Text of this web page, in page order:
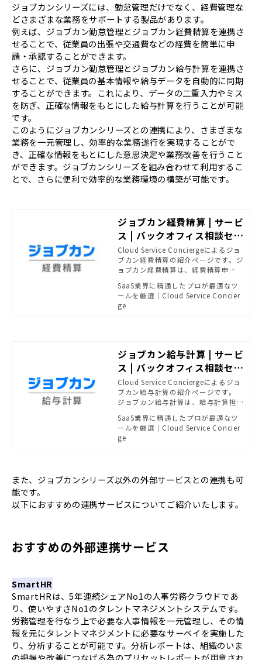
ジョブカンシリーズには、勤怠管理だけでなく、経費管理な
どさまざまな業務をサポートする製品があります。
例えば、ジョブカン勤怠管理とジョブカン経費精算を連携さ
せることで、従業員の出張や交通費などの経費を簡単に申
請・承認することができます。
さらに、ジョブカン勤怠管理とジョブカン給与計算を連携さ
せることで、従業員の基本情報や給与データを自動的に同期
することができます。これにより、データの二重入力やミス
を防ぎ、正確な情報をもとにした給与計算を行うことが可能
です。
このようにジョブカンシリーズとの連携により、さまざまな
業務を一元管理し、効率的な業務遂行を実現することがで
き、正確な情報をもとにした意思決定や業務改善を行うこと
ができます。ジョブカンシリーズを組み合わせて利用するこ
とで、さらに便利で効率的な業務環境の構築が可能です。
ジョブカン経費精算 | サービ
ス | バックオフィス相談セン
ター - SB C&Sがおすすめす
る法務・経理ソリューショ
ン | powered by Cloud Se
rvice Concierge
Cloud Service Conciergeによるジョ
ブカン経費精算の紹介ページです。ジ
ョブカン経費精算は、経費精算申
自動化・クラウド管理できるクラウ
ド型経費精算システムです。仕訳デー
タ・FBデータの自動作成ができ、振
も対応が可能です。
SaaS業界に精通したプロが最適なツ
ールを厳選｜Cloud Service Concier
ge
ジョブカン給与計算 | サービ
ス | バックオフィス相談セン
ター - SB C&Sがおすすめす
る法務・経理ソリューショ
ン | powered by Cloud Se
rvice Concierge
Cloud Service Conciergeによるジョ
ブカン給与計算の紹介ページです。
ジョブカン給与計算は、給与計算担
能を持ったクラウド給与計算システ
ムです。
SaaS業界に精通したプロが最適なツ
ールを厳選｜Cloud Service Concier
ge
また、ジョブカンシリーズ以外の外部サービスとの連携も可
能です。
以下におすすめの連携サービスについてご紹介いたします。
おすすめの外部連携サービス
SmartHR
SmartHRは、5年連続シェアNo1の人事労務クラウドであ
り、使いやすさNo1のタレントマネジメントシステムです。
労務管理を行なう上で必要な人事情報を一元管理し、その情
報を元にタレントマネジメントに必要なサーベイを実施した
り、分析することが可能です。分析レポートは、組織のいま